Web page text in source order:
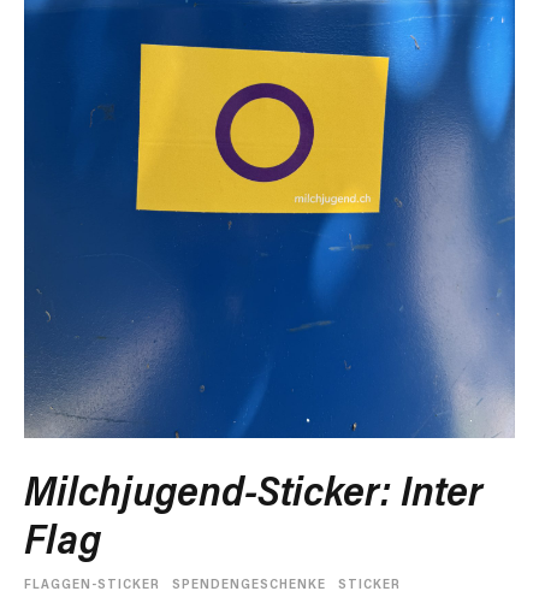
Milchjugend-Sticker: Inter
Flag
FLAGGEN-STICKER SPENDENGESCHENKE STICKER